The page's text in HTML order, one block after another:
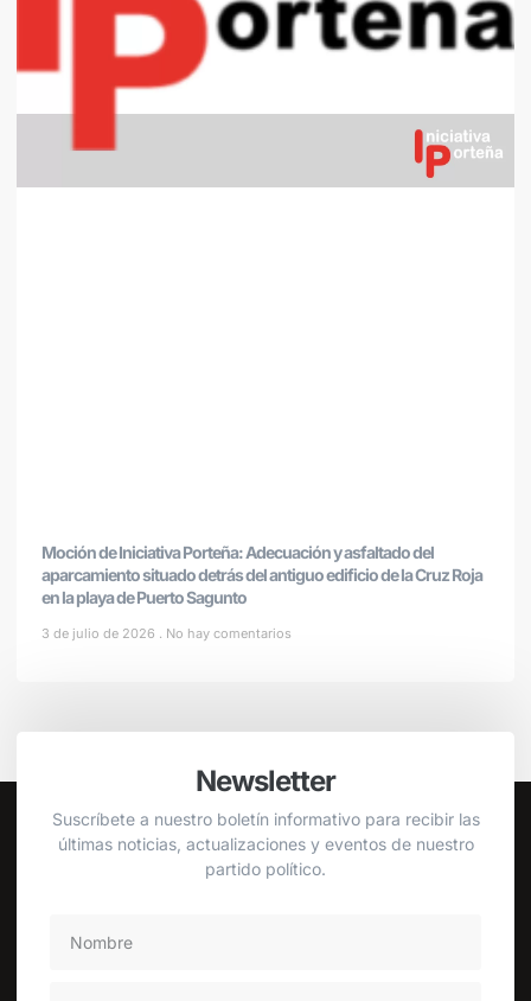
Moción de Iniciativa Porteña: Adecuación y asfaltado del
aparcamiento situado detrás del antiguo edificio de la Cruz Roja
en la playa de Puerto Sagunto
3 de julio de 2026 No hay comentarios
Newsletter
Suscríbete a nuestro boletín informativo para recibir las
últimas noticias, actualizaciones y eventos de nuestro
partido político.